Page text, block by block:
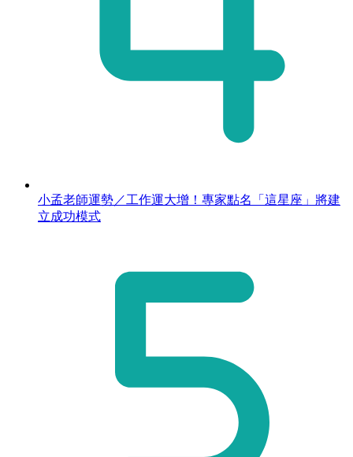
小孟老師運勢／工作運大增！專家點名「這星座」將建
立成功模式